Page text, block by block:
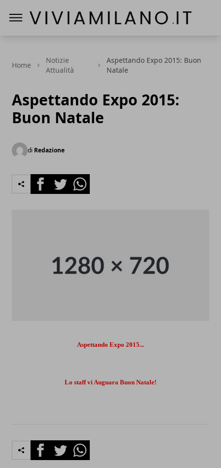
Home
Notizie
Attualità
Aspettando Expo 2015: Buon
Natale
Aspettando Expo 2015:
Buon Natale
di Redazione
FacebookTwitterWhatsapp
Aspettando Expo 2015...
Lo staff vi Auguara Buon Natale!
FacebookTwitterWhatsapp